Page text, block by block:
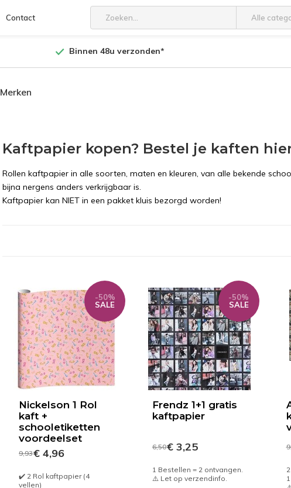
Contact Alle
Binnen 48u verzonden*
Merken
Kaftpapier kopen? Bestel je kaften
Rollen kaftpapier in alle soorten, maten en kleuren, van alle bekende
bijna nergens anders verkrijgbaar is.
Kaftpapier kan NIET in een pakket kluis bezorgd worden!
Nickelson 1 Rol
kaft +
schooletiketten
voordeelset
-50%
SALE
9,93€ 4,96
✔️ 2 Rol kaftpapier (4
vellen)
Frendz 1+1 gratis
kaftpapier
-50%
SALE
6,50€ 3,25
1 Bestellen = 2 ontvangen.
⚠️ Let op verzendinfo.